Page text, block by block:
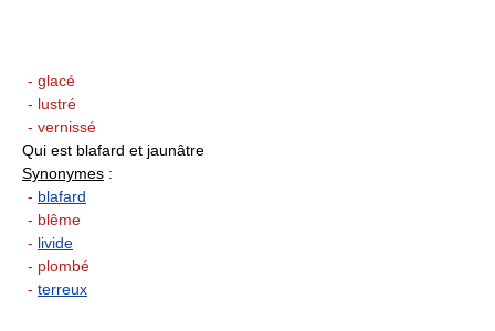
- glacé
- lustré
- vernissé
Qui est blafard et jaunâtre
Synonymes :
- blafard
- blême
- livide
- plombé
- terreux